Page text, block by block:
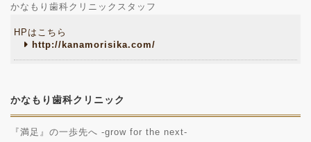
かなもり歯科クリニックスタッフ
HPはこちら
http://kanamorisika.com/
かなもり歯科クリニック
『満足』の一歩先へ -grow for the next-